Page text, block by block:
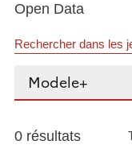
Open Data
Rechercher dans les
Rechercher...
0 résultats